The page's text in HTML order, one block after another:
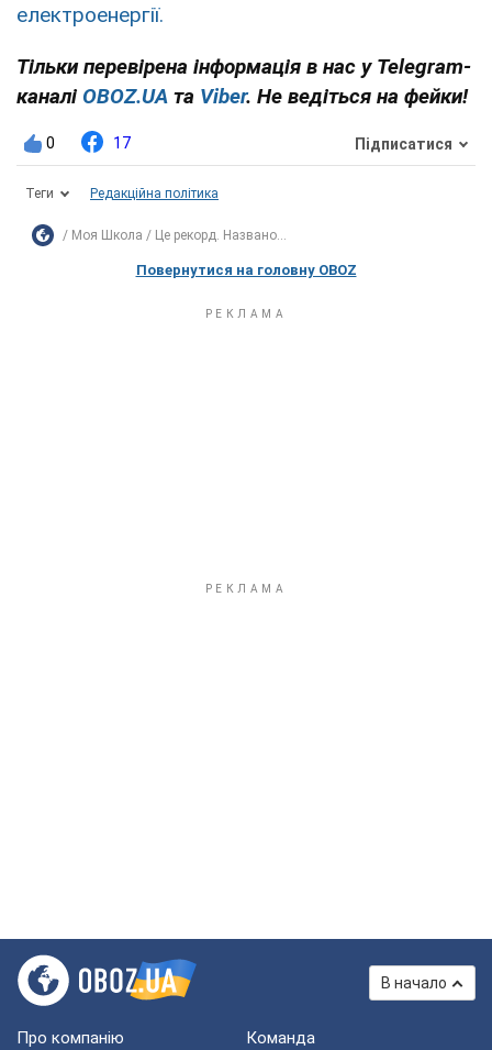
електроенергії.
Тільки перевірена інформація в нас у Telegram-
каналі OBOZ.UA та Viber. Не ведіться на фейки!
0 17 Підписатися
Теги Редакційна політика
Моя Школа Це рекорд. Названо...
Повернутися на головну OBOZ
В начало
Про компанію Команда